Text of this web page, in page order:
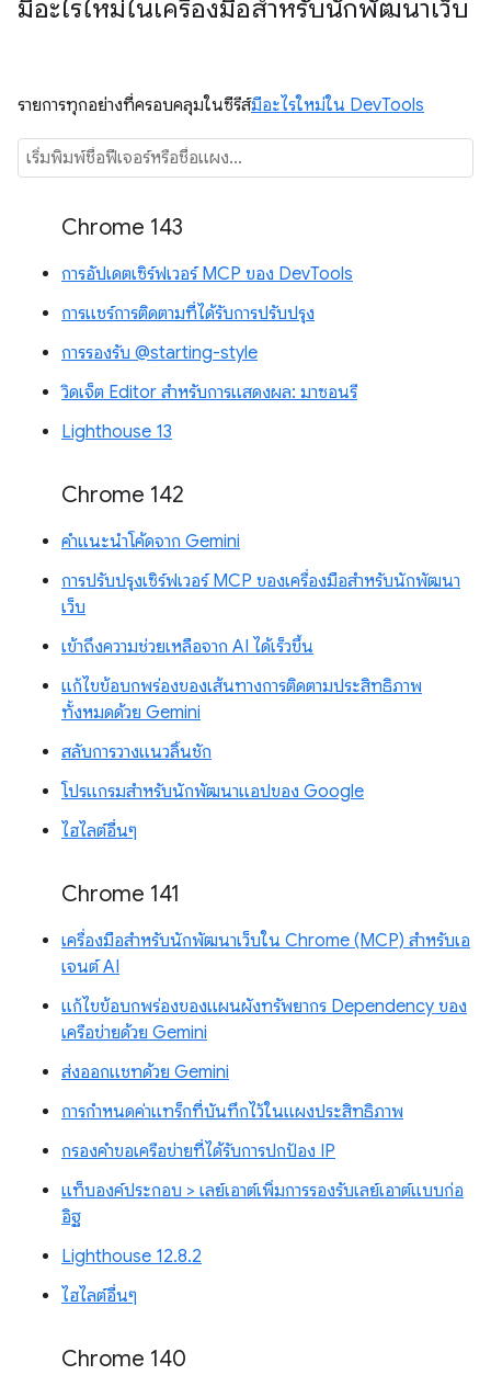
มีอะไรใหม่ในเครื่องมือสำหรับนักพัฒนาเว็บ
รายการทุกอย่างที่ครอบคลุมในซีรีส์มีอะไรใหม่ใน DevTools
Chrome 143
การอัปเดตเซิร์ฟเวอร์ MCP ของ DevTools
การแชร์การติดตามที่ได้รับการปรับปรุง
การรองรับ @starting-style
วิดเจ็ต Editor สำหรับการแสดงผล: มาซอนรี
Lighthouse 13
Chrome 142
คำแนะนำโค้ดจาก Gemini
การปรับปรุงเซิร์ฟเวอร์ MCP ของเครื่องมือสำหรับนักพัฒนา
เว็บ
เข้าถึงความช่วยเหลือจาก AI ได้เร็วขึ้น
แก้ไขข้อบกพร่องของเส้นทางการติดตามประสิทธิภาพ
ทั้งหมดด้วย Gemini
สลับการวางแนวลิ้นชัก
โปรแกรมสำหรับนักพัฒนาแอปของ Google
ไฮไลต์อื่นๆ
Chrome 141
เครื่องมือสำหรับนักพัฒนาเว็บใน Chrome (MCP) สำหรับเอ
เจนต์ AI
แก้ไขข้อบกพร่องของแผนผังทรัพยากร Dependency ของ
เครือข่ายด้วย Gemini
ส่งออกแชทด้วย Gemini
การกำหนดค่าแทร็กที่บันทึกไว้ในแผงประสิทธิภาพ
กรองคำขอเครือข่ายที่ได้รับการปกป้อง IP
แท็บองค์ประกอบ > เลย์เอาต์เพิ่มการรองรับเลย์เอาต์แบบก่อ
อิฐ
Lighthouse 12.8.2
ไฮไลต์อื่นๆ
Chrome 140